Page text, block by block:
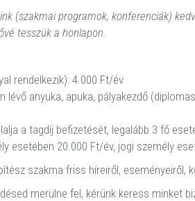
(szakmai programok, konferenciák)
tesszük a honlapon.
rendelkezik): 4 000 Ft/év
lévő anyuka, apuka, pályakezdő
a tagdíj befizetését, legalább 3 fő
esetében 20.000 Ft/év, jogi személy
szakma friss híreiről,
merülne fel, kérünk keress minket